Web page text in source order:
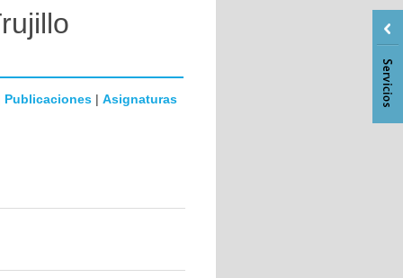
Publicaciones | Asignaturas